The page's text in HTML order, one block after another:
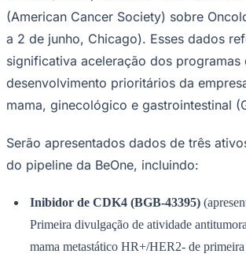
Vitória
(American Cancer Society) sobre
a 2 de junho, Chicago). Esses dados
significativa aceleração dos programas
desenvolvimento prioritários da
mama, ginecológico e gastrointestinal
Serão apresentados dados de três
do pipeline da BeOne, incluindo:
Inibidor de CDK4 (BGB-43395)
Primeira divulgação de atividade
mama metastático HR+/HER2- de